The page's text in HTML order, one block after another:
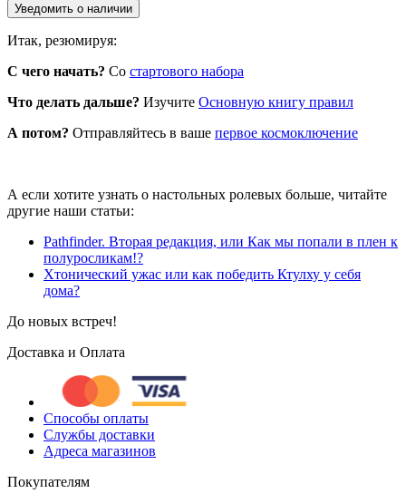
Уведомить о наличии
Итак, резюмируя:
С чего начать? Со стартового набора
Что делать дальше? Изучите Основную книгу правил
А потом? Отправляйтесь в ваше первое космоключение
А если хотите узнать о настольных ролевых больше, читайте
другие наши статьи:
Pathfinder. Вторая редакция, или Как мы попали в плен к
полуросликам!?
Хтонический ужас или как победить Ктулху у себя
дома?
До новых встреч!
Доставка и Оплата
Способы оплаты
Службы доставки
Адреса магазинов
Покупателям